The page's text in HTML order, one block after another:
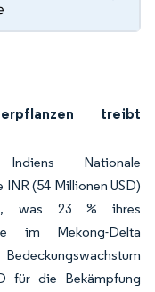
treibt
Indiens Nationale
(54 Millionen USD)
was 23 % ihres
im Mekong-Delta
für die Bekämpfung